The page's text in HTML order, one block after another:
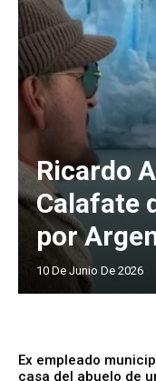
Ricardo
Calafate
por
10 De Junio De 2026
Ex empleado
casa del abuelo de